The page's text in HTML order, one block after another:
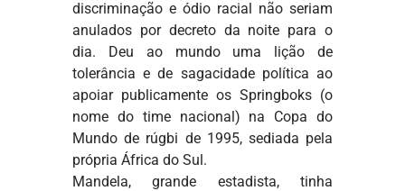
discriminação e ódio racial não seriam
anulados por decreto da noite para o
dia. Deu ao mundo uma lição de
tolerância e de sagacidade política ao
apoiar publicamente os Springboks (o
nome do time nacional) na Copa do
Mundo de rúgbi de 1995, sediada pela
própria África do Sul.
Mandela, grande estadista, tinha